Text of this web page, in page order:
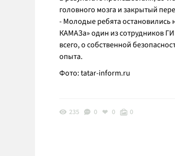
головного мозга и закрытый
- Молодые ребята остановились
КАМАЗа» один из сотрудников
всего, о собственной
опыта.
Фото: tatar-inform.ru
235 0 0 0